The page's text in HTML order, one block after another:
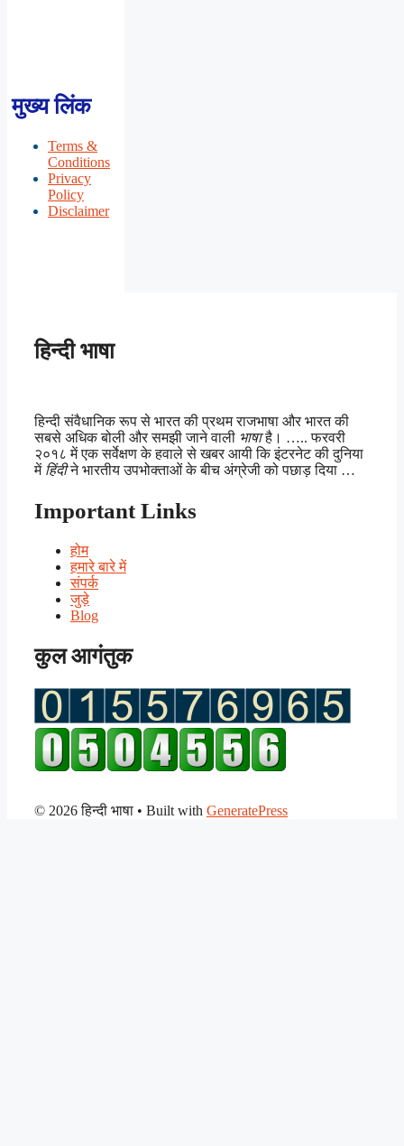
मुख्य लिंक
Terms &
Conditions
Privacy
Policy
Disclaimer
हिन्दी भाषा
हिन्दी संवैधानिक रूप से भारत की प्रथम राजभाषा और भारत की
सबसे अधिक बोली और समझी जाने वाली भाषाहै। ….. फरवरी
२०१८ में एक सर्वेक्षण के हवाले से खबर आयी कि इंटरनेट की दुनिया
में हिंदीने भारतीय उपभोक्ताओं के बीच अंग्रेजी को पछाड़ दिया …
Important Links
होम
हमारे बारे में
संपर्क
जुड़े
Blog
कुल आगंतुक
© 2026 हिन्दी भाषा • Built with GeneratePress